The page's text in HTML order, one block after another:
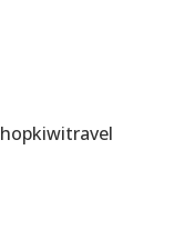
hopkiwitravel